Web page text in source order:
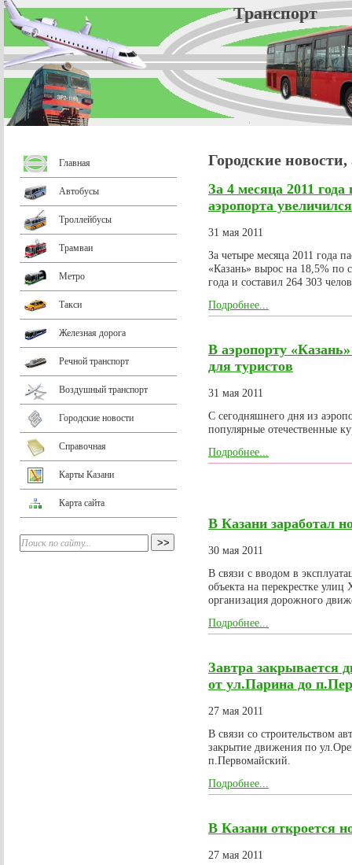
Главная
Автобусы
Троллейбусы
Трамваи
Метро
Такси
Железная дорога
Речной транспорт
Воздушный транспорт
Городские новости
Справочная
Карты Казани
Карта сайта
Городские
За 4 месяца 2011 года
аэропорта
31 мая 2011
За четыре месяца 2011 года
«Казань» вырос на 18,5% по
года и составил 264 303
Подробнее...
В аэропорту
для туристов
31 мая 2011
С сегодняшнего дня из
популярные отечественные
Подробнее...
В Казани заработал
30 мая 2011
В связи с вводом в
объекта на перекрестке
организация дорожного
Подробнее...
Завтра закрывается
от ул.Парина до
27 мая 2011
В связи со строительством
закрытие движения по
п.Первомайский.
Подробнее...
В Казани откроется
27 мая 2011